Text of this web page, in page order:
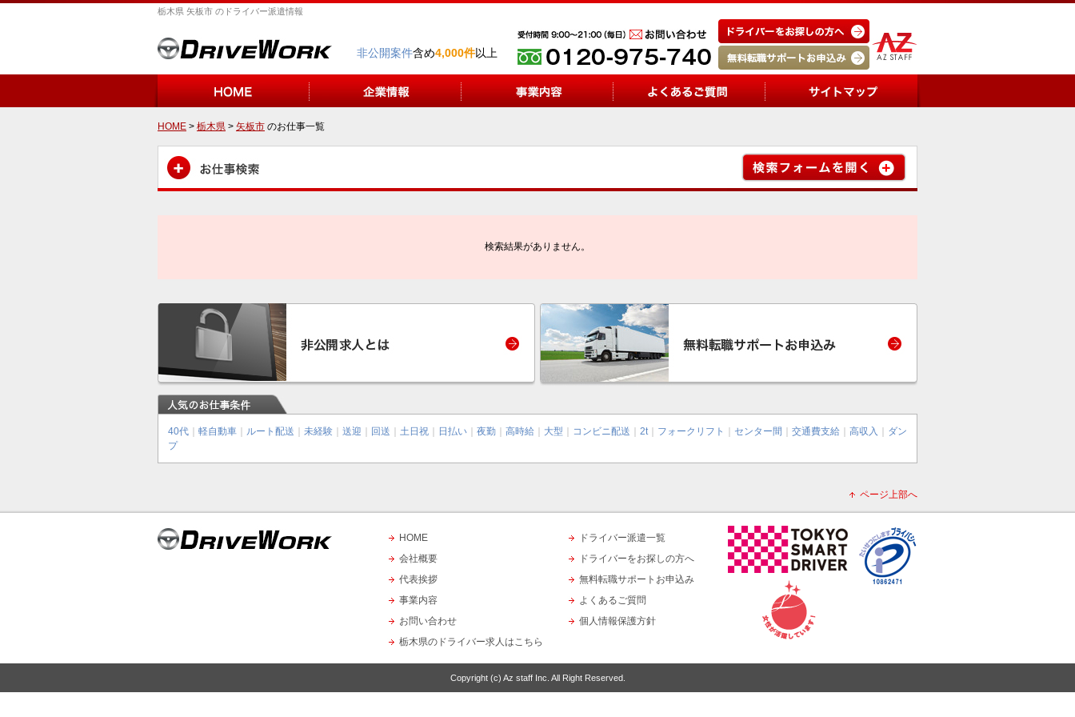
栃木県 矢板市 のドライバー派遣情報
非公開案件含め4,000件以上
HOME > 栃木県 > 矢板市 のお仕事一覧
検索結果がありません。
40代 軽自動車 ルート配送 未経験 送迎 回送 土日祝 日払い 夜勤 高時給 大型 コンビニ配送 2t｜ フォークリフト センター間 交通費支給 高収入
ダン
プ
ページ上部へ
HOME
会社概要
代表挨拶
事業内容
お問い合わせ
栃木県のドライバー求人はこちら
ドライバー派遣一覧
ドライバーをお探しの方へ
無料転職サポートお申込み
よくあるご質問
個人情報保護方針
Copyright (c) Az staff Inc. All Right Reserved.